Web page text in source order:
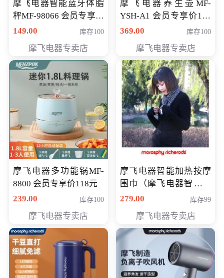
摩飞电器智能蓝牙体脂
秤MF-98066 会员专享价
98元
149.00 库存100
摩飞电器专卖店
摩飞电器养生壶MF-
YSH-A1 会员专享价198
元
369.00 库存100
摩飞电器专卖店
摩飞电器多功能锅MF-
8800 会员专享价118元
239.00
库存100
摩飞电器专卖店
摩飞电器智能加热按摩
围巾（摩飞电器智能加
热按摩围脖） 会员专享
279.00 库存99
摩飞电器专卖店